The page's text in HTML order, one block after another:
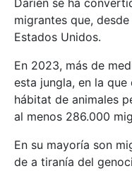
Darién se ha
migrantes que,
Estados Unidos.
En 2023, más de
esta jungla, en la
hábitat de animales
al menos 286.000
En su mayoría son
de a tiranía del